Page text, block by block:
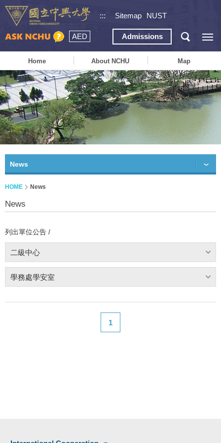
::: Sitemap NUST
AED Admissions
Home About NCHU Map
News
HOME News
News
列出單位公告 /
二級中心
學務處學安室
1